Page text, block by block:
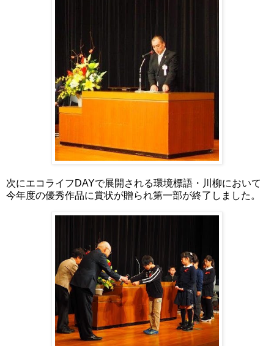
次にエコライフDAYで展開される環境標語・川柳において
今年度の優秀作品に賞状が贈られ第一部が終了しました。